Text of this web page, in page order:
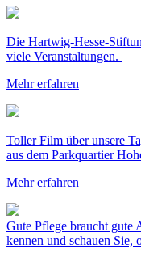
Die Hartwig-Hesse-
viele Veranstaltungen.
Mehr erfahren
Toller Film über unsere
aus dem Parkquartier
Mehr erfahren
Gute Pflege braucht gute
kennen und schauen Sie,